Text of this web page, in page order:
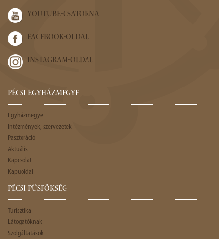
YOUTUBE-CSATORNA
FACEBOOK-OLDAL
INSTAGRAM-OLDAL
PÉCSI EGYHÁZMEGYE
Egyházmegye
Intézmények, szervezetek
Pasztoráció
Aktuális
Kapcsolat
Kapuoldal
PÉCSI PÜSPÖKSÉG
Turisztika
Látogatóknak
Szolgáltatások